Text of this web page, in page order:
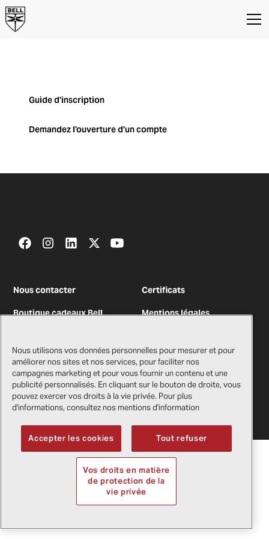
Formation
Guide d'inscription
Demandez l'ouverture d'un compte
Nous contacter
Boutique cadeaux Bell
Certificats
Mentions légales
Anglais
Droit d'auteur2026Bell Textron Inc.
Nous utilisons vos données personnelles pour mesurer et pour
améliorer nos sites et nos services, pour faciliter nos
campagnes marketing et pour vous fournir un contenu et une
publicité personnalisés. En cliquant sur le bouton de droite, vous
pouvez exercer vos droits à la vie privée. Pour plus
d'informations, consultez nos mentions d'information
Accepter les cookies Tout refuser
Vos droits en matière
de protection de la
vie privée